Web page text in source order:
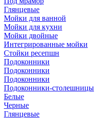
Глянцевые
Мойки для ванной
Мойки для кухни
Мойки двойные
Интегрированные мойки
Стойки ресепшн
Подоконники
Подоконники
Подоконники
Подоконники-столешницы
Белые
Черные
Глянцевые